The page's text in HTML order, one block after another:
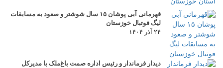
قهرمانی آبی پوشان ۱۵ سال شوشتر و صعود به مسابقات
لیگ فوتبال خوزستان
۲۴ آذر ۱۴۰۴
دیدار فرماندار و رئیس اداره صمت باغ‌ملک با مدیرکل